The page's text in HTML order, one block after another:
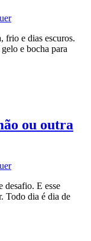
frio e dias escuros.
e bocha para
ou outra
desafio. E esse
Todo dia é dia de